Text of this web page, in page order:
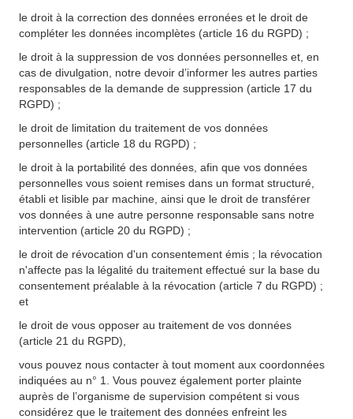
le droit à la correction des données erronées et le droit de
compléter les données incomplètes (article 16 du RGPD) ;
le droit à la suppression de vos données personnelles et, en
cas de divulgation, notre devoir d’informer les autres parties
responsables de la demande de suppression (article 17 du
RGPD) ;
le droit de limitation du traitement de vos données
personnelles (article 18 du RGPD) ;
le droit à la portabilité des données, afin que vos données
personnelles vous soient remises dans un format structuré,
établi et lisible par machine, ainsi que le droit de transférer
vos données à une autre personne responsable sans notre
intervention (article 20 du RGPD) ;
le droit de révocation d'un consentement émis ; la révocation
n'affecte pas la légalité du traitement effectué sur la base du
consentement préalable à la révocation (article 7 du RGPD) ;
et
le droit de vous opposer au traitement de vos données
(article 21 du RGPD),
vous pouvez nous contacter à tout moment aux coordonnées
indiquées au n° 1. Vous pouvez également porter plainte
auprès de l’organisme de supervision compétent si vous
considérez que le traitement des données enfreint les